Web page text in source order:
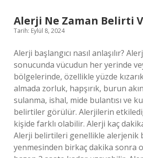
Alerji Ne Zaman Belirti
Tarih: Eylül 8, 2024
Alerji başlangıcı nasıl anlaşılır?
sonucunda vücudun her yerinde
bölgelerinde, özellikle yüzde
almada zorluk, hapşırık, burun
sulanma, ishal, mide bulantısı ve
belirtiler görülür. Alerjilerin
kişide farklı olabilir. Alerji kaç
Alerji belirtileri genellikle alerjenik
yenmesinden birkaç dakika sonra